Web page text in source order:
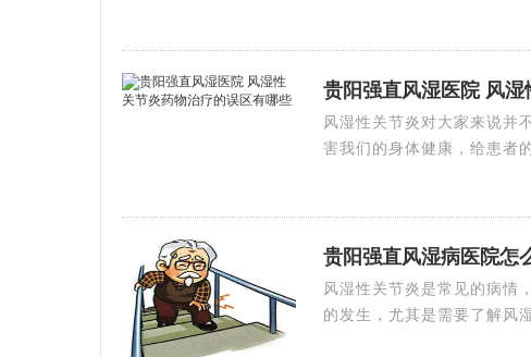
贵阳强直风湿医院 风
风湿性关节炎对大家来说并
害我们的身体健康，给患者
贵阳强直风湿病医院怎
风湿性关节炎是常见的病情
的发生，尤其是需要了解风